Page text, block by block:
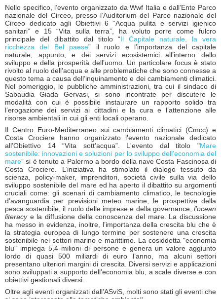
Nello specifico, l’evento organizzato da Wwf Italia e dall’Ente Parco
nazionale del Circeo, presso l’Auditorium del Parco nazionale del
Circeo dedicato agli Obiettivi 6 “Acqua pulita e servizi igienico
sanitari” e 15 “Vita sulla terra”, ha voluto porre come fulcro
principale del dibattito dal titolo “Il Capitale naturale, la vera
ricchezza del Bel paese” il ruolo e l’importanza del capitale
naturale, appunto, e dei servizi ecosistemici all’interno dello
sviluppo e della prosperità dell’uomo. Un particolare focus è stato
rivolto al ruolo dell’acqua e alle problematiche che sono connesse a
questo tema a causa dell’inquinamento e dei cambiamenti climatici.
Nel pomeriggio, le pubbliche amministrazioni, tra cui il sindaco di
Sabaudia Giada Gervasi, si sono incontrate per discutere le
modalità con cui è possibile instaurare un rapporto solido tra
l’erogazione dei servizi ai cittadini e la cura e l’attenzione alle
risorse ambientali in cui gli enti locali operano.
Il Centro Euro-Mediterraneo sui cambiamenti climatici (Cmcc) e
Costa Crociere hanno organizzato l'evento nazionale dedicato
all’Obiettivo 14 “Vita sott’acqua”. L'evento dal titolo "Mare
sostenibile: innovazioni e soluzioni per lo sviluppo dell'economia del
mare” si è tenuto a Palermo a bordo della nave Costa Fascinosa di
Costa Crociere. L’iniziativa ha stimolato il dialogo tessuto da
scienza, policy-maker, imprenditori, società civile sulla via dello
sviluppo sostenibile del mare ed ha aperto il dibattito su argomenti
cruciali come: gli scenari di cambiamento climatico, le tecnologie
d’avanguardia per previsioni meteo marine, le prospettive della
pesca sostenibile, il ruolo delle imprese e della governance, l’ocean
literacye la diffusione della conoscenza del mare. La discussione
ha messo in evidenza, inoltre, l’importanza della crescita blu che è
la strategia europea di lungo termine per sostenere una crescita
sostenibile nei settori marino e marittimo. La cosiddetta "economia
blu" impiega 5,4 milioni di persone e genera un valore aggiunto
lordo di quasi 500 miliardi di euro l’anno, ma alcuni settori
presentano ulteriori margini di crescita. Diversi servizi e applicazioni
sono sviluppati a supporto dell’economia blu, a scale diverse e con
obiettivi gestionali diversi.
Oltre agli eventi organizzati dall’ASviS, molti sono stati gli eventi che